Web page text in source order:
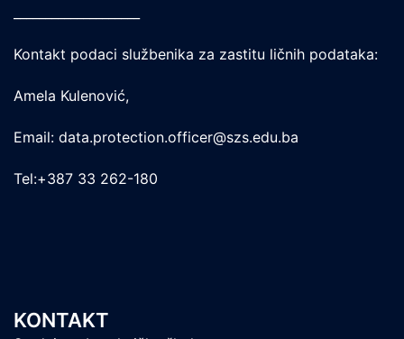
Kontakt podaci službenika za zastitu ličnih podataka:
Amela Kulenović,
Email: data.protection.officer@szs.edu.ba
Tel:+387 33 262-180
KONTAKT